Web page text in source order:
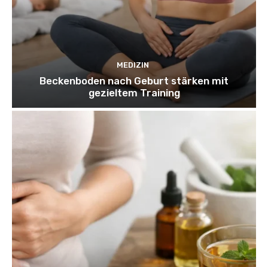
MEDIZIN
Beckenboden nach Geburt stärken mit
gezieltem Training